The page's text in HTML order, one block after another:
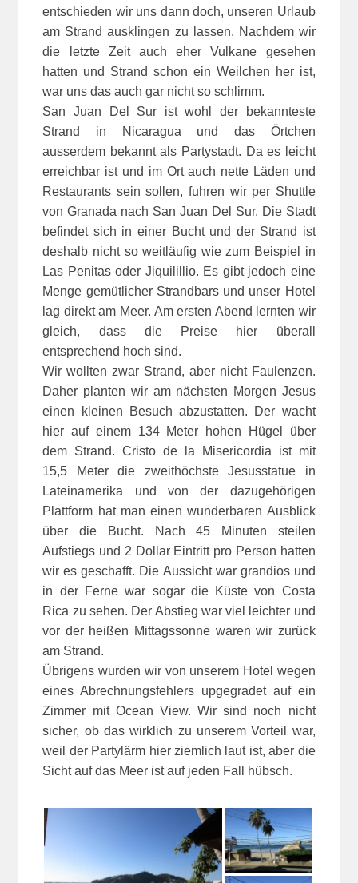
entschieden wir uns dann doch, unseren Urlaub
am Strand ausklingen zu lassen. Nachdem wir
die letzte Zeit auch eher Vulkane gesehen
hatten und Strand schon ein Weilchen her ist,
war uns das auch gar nicht so schlimm.
San Juan Del Sur ist wohl der bekannteste
Strand in Nicaragua und das Örtchen
ausserdem bekannt als Partystadt. Da es leicht
erreichbar ist und im Ort auch nette Läden und
Restaurants sein sollen, fuhren wir per Shuttle
von Granada nach San Juan Del Sur. Die Stadt
befindet sich in einer Bucht und der Strand ist
deshalb nicht so weitläufig wie zum Beispiel in
Las Penitas oder Jiquilillio. Es gibt jedoch eine
Menge gemütlicher Strandbars und unser Hotel
lag direkt am Meer. Am ersten Abend lernten wir
gleich, dass die Preise hier überall
entsprechend hoch sind.
Wir wollten zwar Strand, aber nicht Faulenzen.
Daher planten wir am nächsten Morgen Jesus
einen kleinen Besuch abzustatten. Der wacht
hier auf einem 134 Meter hohen Hügel über
dem Strand. Cristo de la Misericordia ist mit
15,5 Meter die zweithöchste Jesusstatue in
Lateinamerika und von der dazugehörigen
Plattform hat man einen wunderbaren Ausblick
über die Bucht. Nach 45 Minuten steilen
Aufstiegs und 2 Dollar Eintritt pro Person hatten
wir es geschafft. Die Aussicht war grandios und
in der Ferne war sogar die Küste von Costa
Rica zu sehen. Der Abstieg war viel leichter und
vor der heißen Mittagssonne waren wir zurück
am Strand.
Übrigens wurden wir von unserem Hotel wegen
eines Abrechnungsfehlers upgegradet auf ein
Zimmer mit Ocean View. Wir sind noch nicht
sicher, ob das wirklich zu unserem Vorteil war,
weil der Partylärm hier ziemlich laut ist, aber die
Sicht auf das Meer ist auf jeden Fall hübsch.